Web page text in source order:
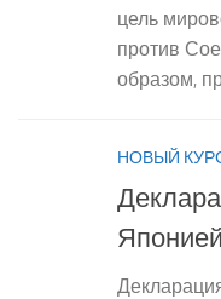
цель
против
образом,
НОВЫЙ